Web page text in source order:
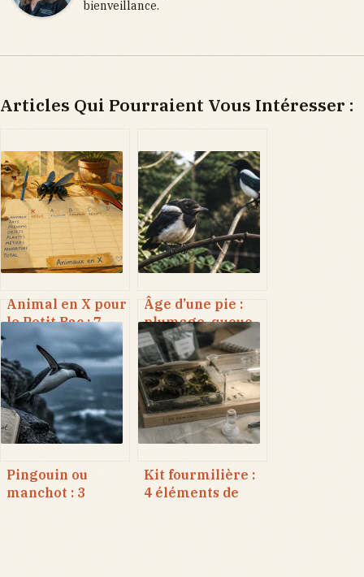
bienveillance.
Articles Qui Pourraient Vous Intéresser :
Animal en X pour
le Petit Bac : 7
noms infaillibles
pour marquer
des points
Âge d’une pie :
plumage, queue
et 3 critères
physiques pour
ne plus se
tromper
Pingouin ou
manchot : 3
Kit fourmilière :
4 éléments de